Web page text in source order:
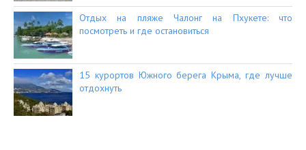
Отдых на пляже Чалонг на Пхукете: что
посмотреть и где остановиться
15 курортов Южного берега Крыма, где лучше
отдохнуть